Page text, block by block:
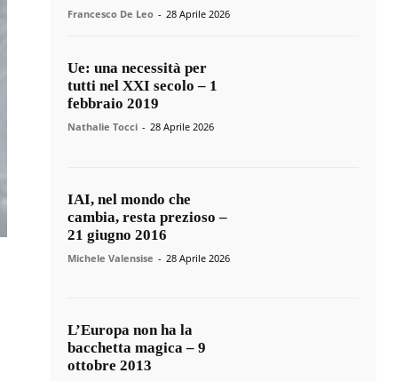
Francesco De Leo - 28 Aprile 2026
Ue: una necessità per
tutti nel XXI secolo – 1
febbraio 2019
Nathalie Tocci - 28 Aprile 2026
IAI, nel mondo che
cambia, resta prezioso –
21 giugno 2016
Michele Valensise - 28 Aprile 2026
L’Europa non ha la
bacchetta magica – 9
ottobre 2013